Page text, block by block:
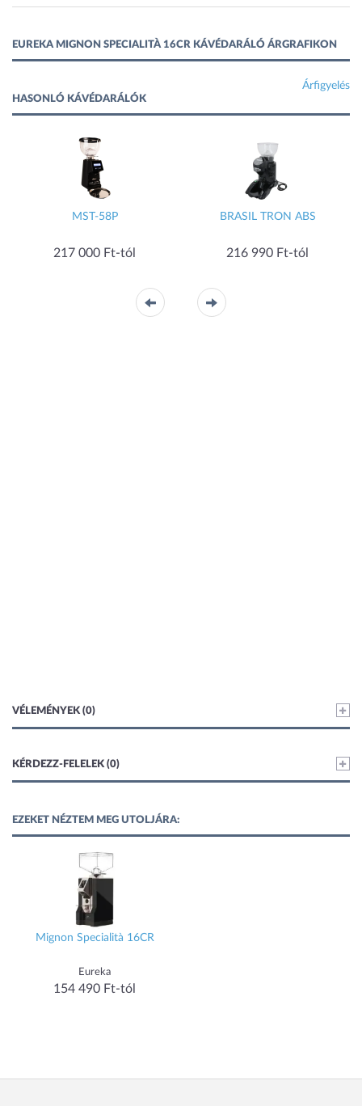
EUREKA MIGNON SPECIALITÀ 16CR KÁVÉDARÁLÓ ÁRGRAFIKON
Árfigyelés
HASONLÓ KÁVÉDARÁLÓK
BRASIL TRON ABS
216 990 Ft-tól
VÉLEMÉNYEK (0)
KÉRDEZZ-FELELEK (0)
EZEKET NÉZTEM MEG UTOLJÁRA:
Mignon Specialità 16CR
Eureka
154 490 Ft-tól